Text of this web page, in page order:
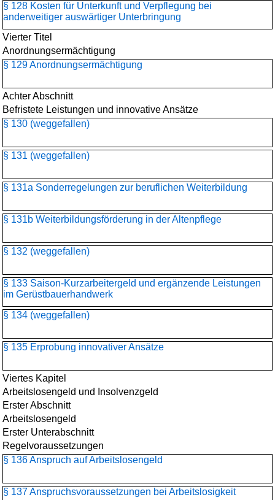
§ 128 Kosten für Unterkunft und Verpflegung bei
anderweitiger auswärtiger Unterbringung
Vierter Titel
Anordnungsermächtigung
§ 129 Anordnungsermächtigung
Achter Abschnitt
Befristete Leistungen und innovative Ansätze
§ 130 (weggefallen)
§ 131 (weggefallen)
§ 131a Sonderregelungen zur beruflichen Weiterbildung
§ 131b Weiterbildungsförderung in der Altenpflege
§ 132 (weggefallen)
§ 133 Saison-Kurzarbeitergeld und ergänzende Leistungen
im Gerüstbauerhandwerk
§ 134 (weggefallen)
§ 135 Erprobung innovativer Ansätze
Viertes Kapitel
Arbeitslosengeld und Insolvenzgeld
Erster Abschnitt
Arbeitslosengeld
Erster Unterabschnitt
Regelvoraussetzungen
§ 136 Anspruch auf Arbeitslosengeld
§ 137 Anspruchsvoraussetzungen bei Arbeitslosigkeit